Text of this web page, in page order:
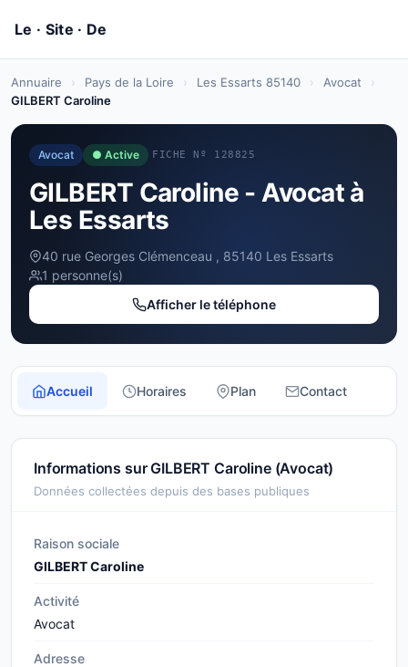
Annuaire › Pays de la Loire › Les Essarts 85140 › Avocat
›
GILBERT Caroline
Avocat ● Active FICHE Nº 128825
GILBERT Caroline - Avocat à
Les Essarts
40 rue Georges Clémenceau , 85140 Les Essarts
1 personne(s)
Afficher le téléphone
Accueil Horaires Plan Contact
Informations sur GILBERT Caroline (Avocat)
Données collectées depuis des bases publiques
Raison sociale
GILBERT Caroline
Activité
Avocat
Adresse